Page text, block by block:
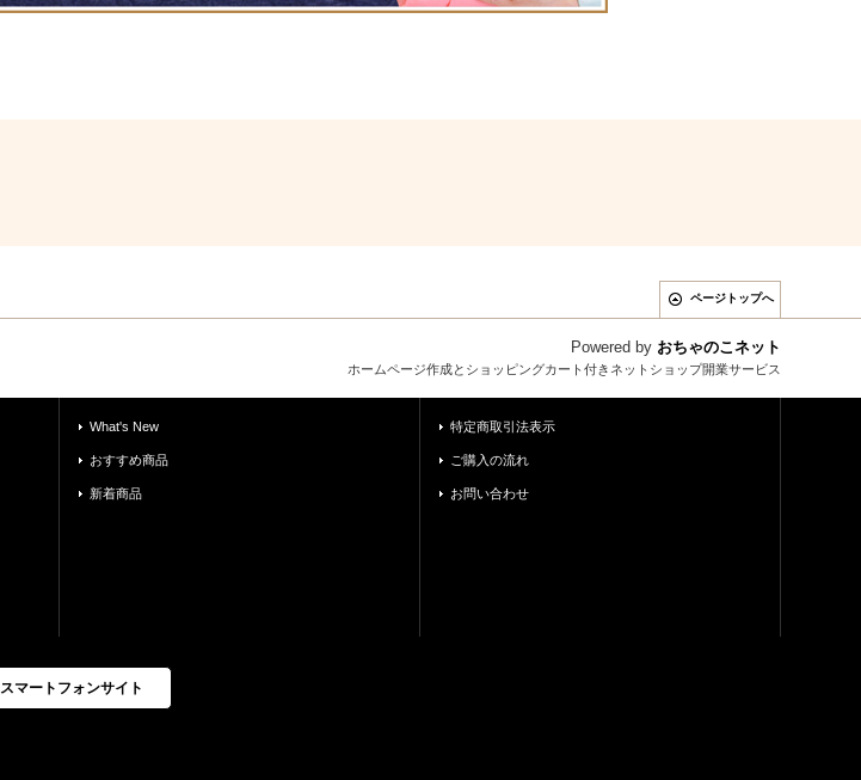
ページトップへ
Powered by おちゃのこネット
ホームページ作成とショッピングカート付きネットショップ開業サービス
What's New
おすすめ商品
新着商品
特定商取引法表示
ご購入の流れ
お問い合わせ
スマートフォンサイト